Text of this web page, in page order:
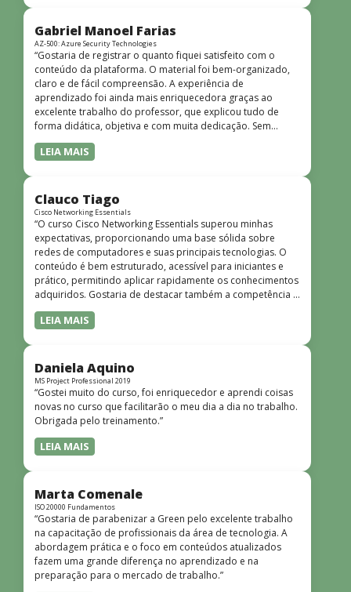
quem não tem uma bagagem técnica muito avançada.”
Gabriel Manoel Farias
AZ-500: Azure Security Technologies
“Gostaria de registrar o quanto fiquei satisfeito com o
conteúdo da plataforma. O material foi bem-organizado,
claro e de fácil compreensão. A experiência de
aprendizado foi ainda mais enriquecedora graças ao
excelente trabalho do professor, que explicou tudo de
forma didática, objetiva e com muita dedicação. Sem
dúvida, foi uma jornada de muito aprendizado!”
LEIA MAIS
Clauco Tiago
Cisco Networking Essentials
“O curso Cisco Networking Essentials superou minhas
expectativas, proporcionando uma base sólida sobre
redes de computadores e suas principais tecnologias. O
conteúdo é bem estruturado, acessível para iniciantes e
prático, permitindo aplicar rapidamente os conhecimentos
adquiridos. Gostaria de destacar também a competência e
o conhecimento técnico do instrutor Peterson, que
demonstrou total domínio do assunto e soube explicar
dinâmicas e envolventes. Recomendo o curso para todos
que desejam iniciar ou aprofundar seus conhecimentos em
redes!”
LEIA MAIS
Daniela Aquino
MS Project Professional 2019
“Gostei muito do curso, foi enriquecedor e aprendi coisas
novas no curso que facilitarão o meu dia a dia no trabalho.
Obrigada pelo treinamento.”
LEIA MAIS
Marta Comenale
ISO 20000 Fundamentos
“Gostaria de parabenizar a Green pelo excelente trabalho
na capacitação de profissionais da área de tecnologia. A
abordagem prática e o foco em conteúdos atualizados
fazem uma grande diferença no aprendizado e na
preparação para o mercado de trabalho.”